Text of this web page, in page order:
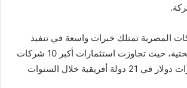
المصرية تمتلك خبرات واسعة في تنفيذ
مشروعات البنية التحتية، حيث تجاوزت استثمارات أكبر 10 شركات
مصرية نحو 10 مليارات دولار في 21 دولة أفريقية خلال السنوات